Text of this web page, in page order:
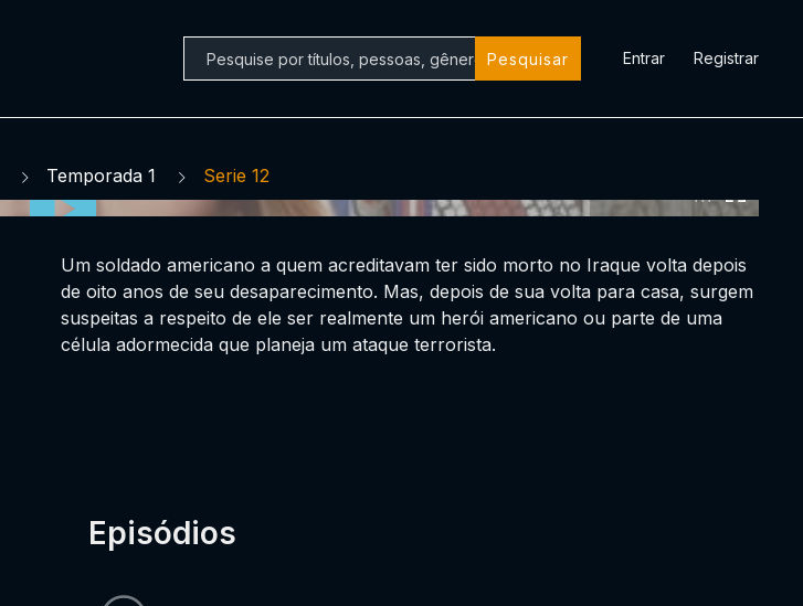
Pesquisar Entrar Registrar
Temporada 1 Serie 12
Um soldado americano a quem acreditavam ter sido morto no Iraque volta depois
de oito anos de seu desaparecimento. Mas, depois de sua volta para casa, surgem
suspeitas a respeito de ele ser realmente um herói americano ou parte de uma
célula adormecida que planeja um ataque terrorista.
Episódios